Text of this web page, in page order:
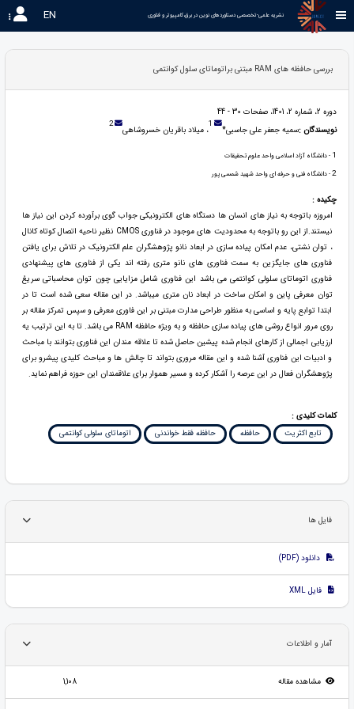
نشریه علمی-تخصصی دستاوردهای نوین در برق،کامپیوتر و فناوری EN
بررسی حافظه های RAM مبتنی براتوماتای سلول کوانتمی
دوره 2، شماره 2، 1401، صفحات 30 - 44
نویسندگان :سمیه جعفر علی جاسبی* 1، میلاد باقریان خسروشاهی 2
1 - دانشگاه آزاد اسلامی واحد علوم تحقیقات
2- دانشگاه فنی و حرفه ای واحد شهید شمسی پور
چکیده :
امروزه باتوجه به نیاز های انسان ها دستگاه های الکترونیکی جواب گوی برآورده کردن این نیاز ها
نیستند.از این رو باتوجه به محدودیت های موجود در فناوری CMOS نظیر ناحیه اتصال کوتاه کانال
، توان نشتی، عدم امکان پیاده سازی در ابعاد نانو پژوهشگران علم الکترونیک در تلاش برای یافتن
فناوری های جایگزین به سمت فناوری های نانو متری رفته اند یکی از فناوری های پیشنهادی
فناوری اتوماتای سلولی کوانتمی می باشد این فناوری شامل مزایایی چون توان محاسباتی سریعُ
توان معرفی پاین و امکان ساخت در ابعاد نان متری میباشد. در این مقاله سعی شده است تا در
ابتدا توابع پایه و اساسی به منظور طراحی مدارت مبتنی بر این فاوری معرفی و سپس تمرکز مقاله بر
روی مرور انواع روشی های پیاده سازی حافظه و به ویژه حافظه RAM می باشد. تا به این ترتیب یه
ارزیابی اجمالی از کارهای انجام شده پیشین حاصل شده تا علاقه مندان این فناوری بتوانند با مباحث
و ادبیات این فناوری آشنا شده و این مقاله مروری بتواند تا چالش ها و مباحث کلیدی پیشرو برای
پژوهشگران فعال در این عرصه را آشکار کرده و مسیر هموار برای علاقمندان این حوزه فراهم نماید.
کلمات کلیدی :
تابع اکثریت
حافظه حافظه فقط خواندنی اتوماتای سلولی کوانتمی
فایل ها
دانلود (PDF)
فایل XML
آمار و اطلاعات
مشاهده مقاله 1,108